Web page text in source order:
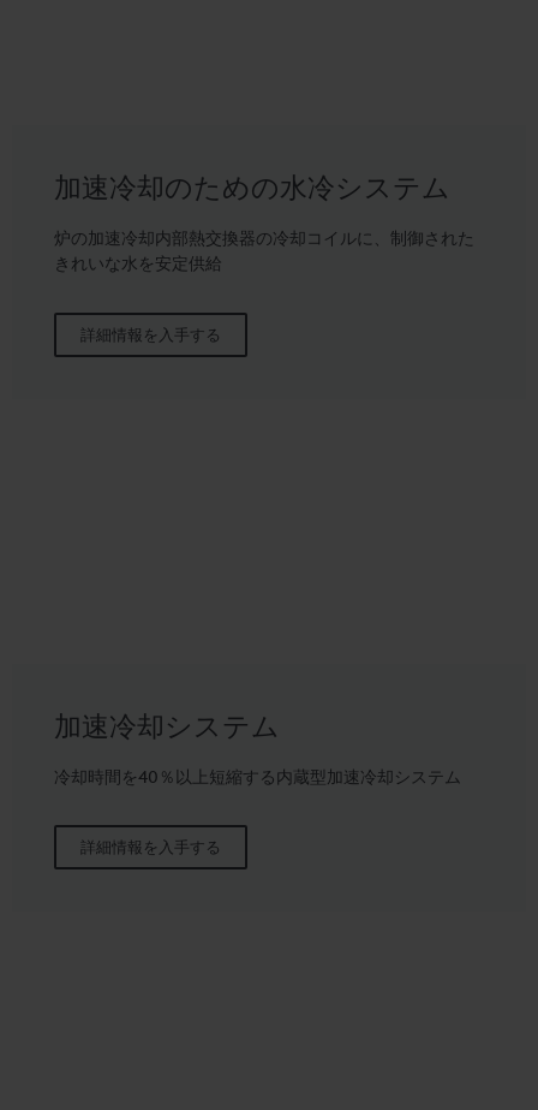
加速冷却のための水冷システム
炉の加速冷却内部熱交換器の冷却コイルに、制御された
きれいな水を安定供給
詳細情報を入手する
加速冷却システム
冷却時間を40％以上短縮する内蔵型加速冷却システム
詳細情報を入手する